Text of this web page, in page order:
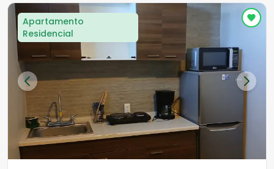
Apartamento
Residencial